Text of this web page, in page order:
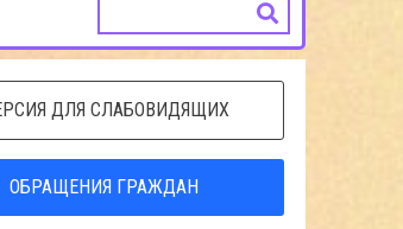
ДЛЯ СЛАБОВИДЯЩИХ
ОБРАЩЕНИЯ ГРАЖДАН